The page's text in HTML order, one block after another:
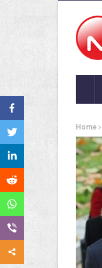
Home